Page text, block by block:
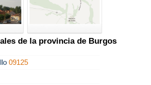
de la provincia de Burgos
09125